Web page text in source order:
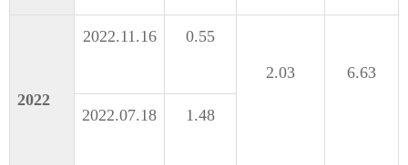
2022
2022.11.16
0.55
2.03
6.63
2022.07.18 1.48